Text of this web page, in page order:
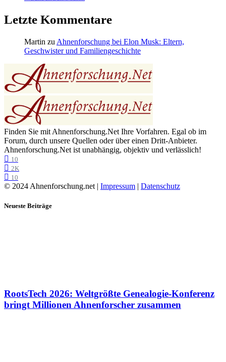
Letzte Kommentare
Martin zu Ahnenforschung bei Elon Musk: Eltern,
Geschwister und Familiengeschichte
Finden Sie mit Ahnenforschung.Net Ihre Vorfahren. Egal ob im
Forum, durch unsere Quellen oder über einen Dritt-Anbieter.
Ahnenforschung.Net ist unabhängig, objektiv und verlässlich!
10
2K
10
© 2024 Ahnenforschung.net | Impressum | Datenschutz
Neueste Beiträge
RootsTech 2026: Weltgrößte Genealogie-Konferenz
bringt Millionen Ahnenforscher zusammen